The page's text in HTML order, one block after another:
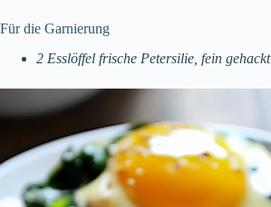
Für die Garnierung
2 Esslöffel frische Petersilie, fein gehackt